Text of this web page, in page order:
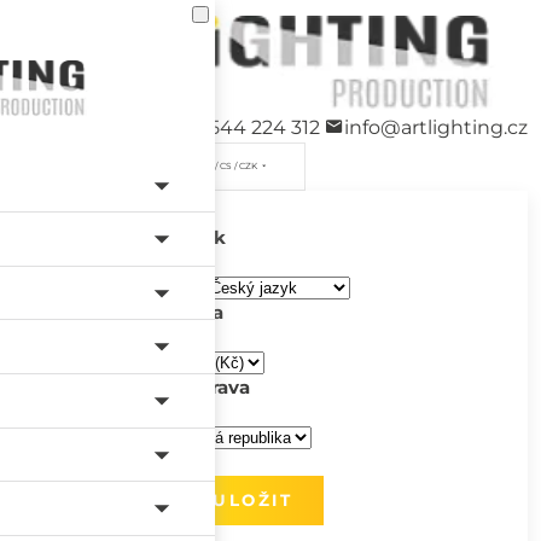
+420 544 224 312 info@artlighting.cz
/ CS / CZK
Jazyk
Měna
Doprava